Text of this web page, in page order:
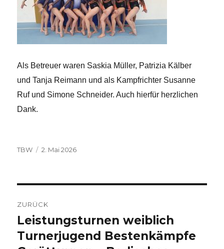
Als Betreuer waren Saskia Müller, Patrizia Kälber
und Tanja Reimann und als Kampfrichter Susanne
Ruf und Simone Schneider. Auch hierfür herzlichen
Dank.
Autor
TBW
Veröffentlicht
2. Mai 2026
ZURÜCK
Vorheriger
Beitrag:
Leistungsturnen weiblich
Turnerjugend Bestenkämpfe